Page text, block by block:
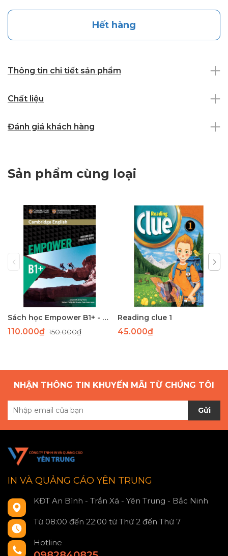
Hết hàng
Thông tin chi tiết sản phẩm
Chất liệu
Đánh giá khách hàng
Sản phẩm cùng loại
Sách học Empower B1+ - Giáo trình học tiếng Anh giao tiếp trình độ B1+
110.000₫150.000₫
Reading clue 1
45.000₫
NHẬN THÔNG TIN KHUYẾN MÃI TỪ CHÚNG TÔI
Gửi
IN VÀ QUẢNG CÁO YÊN TRUNG
KĐT An Bình - Trần Xá - Yên Trung - Bắc Ninh
Từ 08:00 đến 22:00 từ Thứ 2 đến Thứ 7
Hotline